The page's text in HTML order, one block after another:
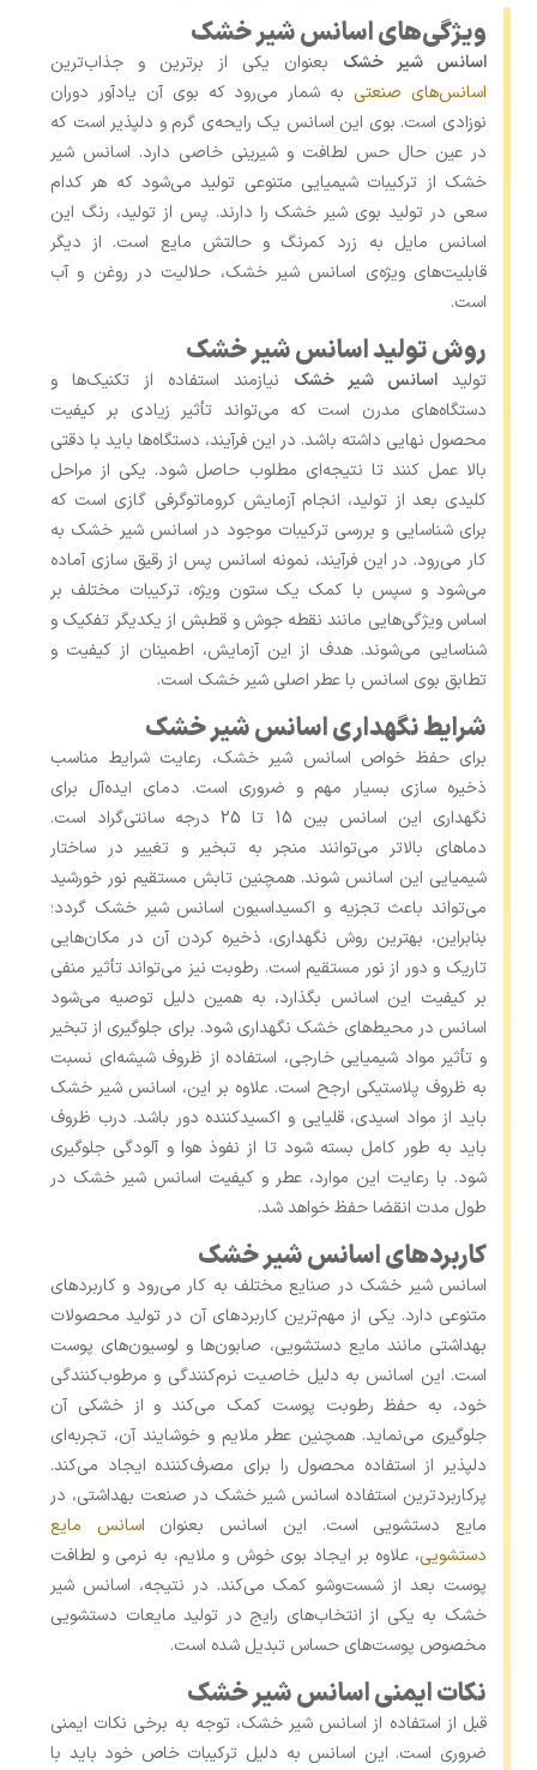
ویژگی‌های اسانس شیر خشک
اسانس شیر خشک بعنوان یکی از برترین و جذاب‌ترین
اسانس‌های صنعتی به شمار می‌رود که بوی آن یادآور دوران
نوزادی است. بوی این اسانس یک رایحه‌ی گرم و دلپذیر است که
در عین حال حس لطافت و شیرینی خاصی دارد. اسانس شیر
خشک از ترکیبات شیمیایی متنوعی تولید می‌شود که هر کدام
سعی در تولید بوی شیر خشک را دارند. پس از تولید، رنگ این
اسانس مایل به زرد کمرنگ و حالتش مایع است. از دیگر
قابلیت‌های ویژه‌ی اسانس شیر خشک، حلالیت در روغن و آب
است.
روش تولید اسانس شیر خشک
تولید اسانس شیر خشک نیازمند استفاده از تکنیک‌ها و
دستگاه‌های مدرن است که می‌تواند تأثیر زیادی بر کیفیت
محصول نهایی داشته باشد. در این فرآیند، دستگاه‌ها باید با دقتی
بالا عمل کنند تا نتیجه‌ای مطلوب حاصل شود. یکی از مراحل
کلیدی بعد از تولید، انجام آزمایش کروماتوگرفی گازی است که
برای شناسایی و بررسی ترکیبات موجود در اسانس شیر خشک به
کار می‌رود. در این فرآیند، نمونه اسانس پس از رقیق ‌سازی آماده
می‌شود و سپس با کمک یک ستون ویژه، ترکیبات مختلف بر
اساس ویژگی‌هایی مانند نقطه جوش و قطبش از یکدیگر تفکیک و
شناسایی می‌شوند. هدف از این آزمایش، اطمینان از کیفیت و
تطابق بوی اسانس با عطر اصلی شیر خشک است.
شرایط نگهداری اسانس شیر خشک
برای حفظ خواص اسانس شیر خشک، رعایت شرایط مناسب
ذخیره ‌سازی بسیار مهم و ضروری است. دمای ایده‌آل برای
نگهداری این اسانس بین 15 تا 25 درجه سانتی‌گراد است.
دماهای بالاتر می‌توانند منجر به تبخیر و تغییر در ساختار
شیمیایی این اسانس شوند. همچنین تابش مستقیم نور خورشید
می‌تواند باعث تجزیه و اکسیداسیون اسانس شیر خشک گردد؛
بنابراین، بهترین روش نگهداری، ذخیره کردن آن در مکان‌هایی
تاریک و دور از نور مستقیم است. رطوبت نیز می‌تواند تأثیر منفی
بر کیفیت این اسانس بگذارد، به همین دلیل توصیه می‌شود
اسانس در محیط‌های خشک نگهداری شود. برای جلوگیری از تبخیر
و تأثیر مواد شیمیایی خارجی، استفاده از ظروف شیشه‌ای نسبت
به ظروف پلاستیکی ارجح است. علاوه بر این، اسانس شیر خشک
باید از مواد اسیدی، قلیایی و اکسیدکننده دور باشد. درب ظروف
باید به‌ طور کامل بسته شود تا از نفوذ هوا و آلودگی جلوگیری
شود. با رعایت این موارد، عطر و کیفیت اسانس شیر خشک در
طول مدت انقضا حفظ خواهد شد.
کاربردهای اسانس شیر خشک
اسانس شیر خشک در صنایع مختلف به کار می‌رود و کاربردهای
متنوعی دارد. یکی از مهم‌ترین کاربردهای آن در تولید محصولات
بهداشتی مانند مایع دستشویی، صابون‌ها و لوسیون‌های پوست
است. این اسانس به دلیل خاصیت نرم‌کنندگی و مرطوب‌کنندگی
خود، به حفظ رطوبت پوست کمک می‌کند و از خشکی آن
جلوگیری می‌نماید. همچنین عطر ملایم و خوشایند آن، تجربه‌ای
دلپذیر از استفاده محصول را برای مصرف‌کننده ایجاد می‌کند.
پرکاربردترین استفاده اسانس شیر خشک در صنعت بهداشتی، در
مایع دستشویی است. این اسانس بعنوان اسانس مایع
دستشویی، علاوه بر ایجاد بوی خوش و ملایم، به نرمی و لطافت
پوست بعد از شست‌وشو کمک می‌کند. در نتیجه، اسانس شیر
خشک به یکی از انتخاب‌های رایج در تولید مایعات دستشویی
مخصوص پوست‌های حساس تبدیل شده است.
نکات ایمنی اسانس شیر خشک
قبل از استفاده از اسانس شیر خشک، توجه به برخی نکات ایمنی
ضروری است. این اسانس به دلیل ترکیبات خاص خود باید با